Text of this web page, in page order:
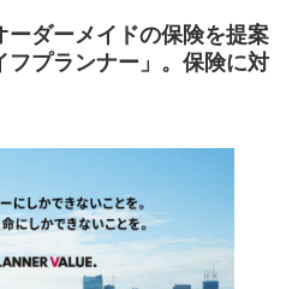
ーダーメイドの保険を提案
フプランナー」。保険に対